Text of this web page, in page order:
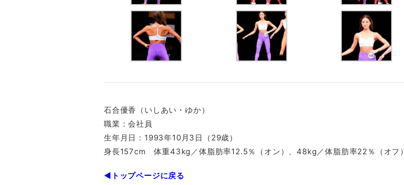
石合優香（いしあい・ゆか）
職業：会社員
生年月日：1993年10月3日（29歳）
身長157cm 体重43kg／体脂肪率12.5％（オン）、48kg／体脂肪率22％（オフ）
◀トップページに戻る